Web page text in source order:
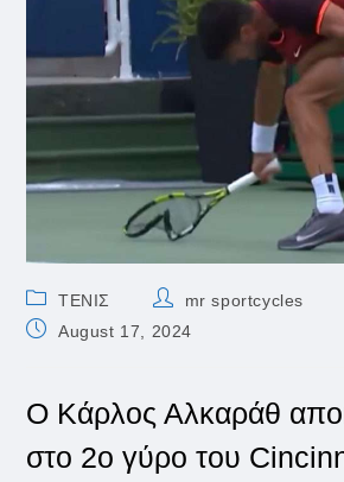
Post
category:
ΤΕΝΙΣ
Postmr sportcycles
PostAugust 17, 2024
Ο Κάρλος Αλκαράθ
στο 2ο γύρο του